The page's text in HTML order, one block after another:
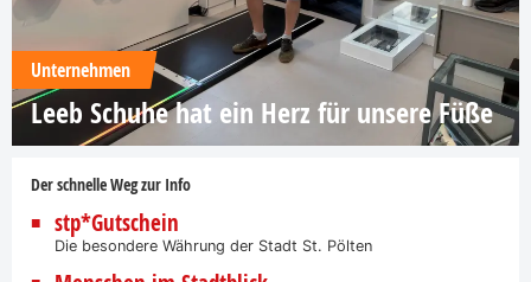
Unternehmen
Leeb Schuhe hat ein Herz für unsere Füße
Der schnelle Weg zur Info
stp*Gutschein
Die besondere Währung der Stadt St. Pölten